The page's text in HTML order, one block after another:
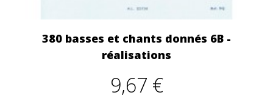
380 basses et chants donnés 6B -
réalisations
9,67 €